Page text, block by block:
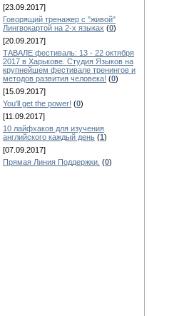
[23.09.2017]
Говорящий тренажер с "живой"
Лингвокартой на 2-х языках (0)
[20.09.2017]
ТАВАЛЕ фестиваль: 13 - 22 октября
2017 в Харькове. Студия Языков на
крупнейшем фестивале тренингов и
методов развития человека! (0)
[15.09.2017]
You'll get the power! (0)
[11.09.2017]
10 лайфхаков для изучения
английского каждый день (1)
[07.09.2017]
Прямая Линия Поддержки. (0)